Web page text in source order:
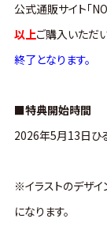
公式通販サイト「
以上ご購入いただ
終了となります。
■特典開始時間
2026年5月13日ひ
※イラストのデザ
になります。